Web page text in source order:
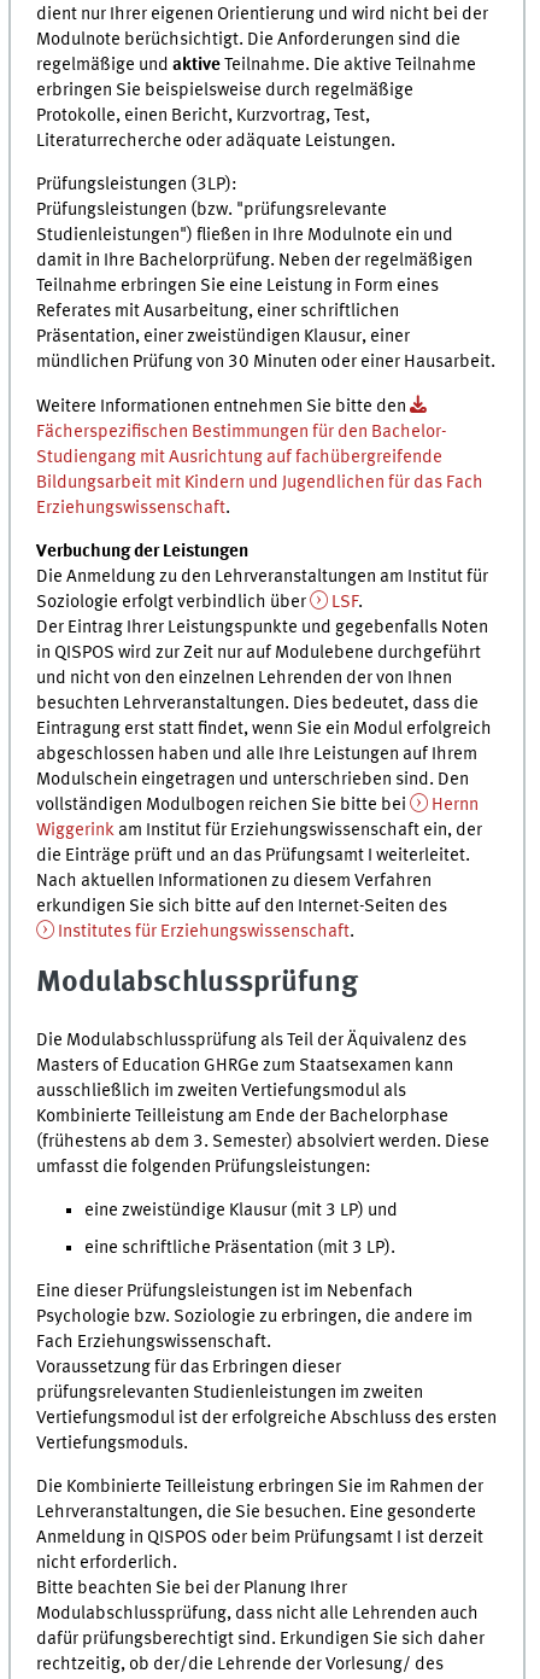
dient nur Ihrer eigenen Orientierung und wird nicht bei der
Modulnote berüchsichtigt. Die Anforderungen sind die
regelmäßige undaktiveTeilnahme. Die aktive Teilnahme
erbringen Sie beispielsweise durch regelmäßige
Protokolle, einen Bericht, Kurzvortrag, Test,
Literaturrecherche oder adäquate Leistungen.
Prüfungsleistungen (3LP):
Prüfungsleistungen (bzw. "prüfungsrelevante
Studienleistungen") fließen in Ihre Modulnote ein und
damit in Ihre Bachelorprüfung. Neben der regelmäßigen
Teilnahme erbringen Sie eine Leistung in Form eines
Referates mit Ausarbeitung, einer schriftlichen
Präsentation, einer zweistündigen Klausur, einer
mündlichen Prüfung von 30 Minuten oder einer Hausarbeit.
Weitere Informationen entnehmen Sie bitte den
Fächerspezifischen Bestimmungen für den Bachelor-
Studiengang mit Ausrichtung auf fachübergreifende
Bildungsarbeit mit Kindern und Jugendlichen für das Fach
Erziehungswissenschaft.
Verbuchung der Leistungen
Die Anmeldung zu den Lehrveranstaltungen am Institut für
Soziologie erfolgt verbindlich über
LSF.
Der Eintrag Ihrer Leistungspunkte und gegebenfalls Noten
in QISPOS wird zur Zeit nur auf Modulebene durchgeführt
und nicht von den einzelnen Lehrenden der von Ihnen
besuchten Lehrveranstaltungen. Dies bedeutet, dass die
Eintragung erst statt findet, wenn Sie ein Modul erfolgreich
abgeschlossen haben und alle Ihre Leistungen auf Ihrem
Modulschein eingetragen und unterschrieben sind. Den
vollständigen Modulbogen reichen Sie bitte bei
Hernn
Wiggerink am Institut für Erziehungswissenschaft ein, der
die Einträge prüft und an das Prüfungsamt I weiterleitet.
Nach aktuellen Informationen zu diesem Verfahren
erkundigen Sie sich bitte auf den Internet-Seiten des
Institutes für Erziehungswissenschaft.
Modulabschlussprüfung
Die Modulabschlussprüfung als Teil der Äquivalenz des
Masters of Education GHRGe zum Staatsexamen kann
ausschließlich im zweiten Vertiefungsmodul als
Kombinierte Teilleistung am Ende der Bachelorphase
(frühestens ab dem 3. Semester) absolviert werden. Diese
umfasst die folgenden Prüfungsleistungen:
eine zweistündige Klausur (mit 3 LP) und
eine schriftliche Präsentation (mit 3 LP).
Eine dieser Prüfungsleistungen ist im Nebenfach
Psychologie bzw. Soziologie zu erbringen, die andere im
Fach Erziehungswissenschaft.
Voraussetzung für das Erbringen dieser
prüfungsrelevanten Studienleistungen im zweiten
Vertiefungsmodul ist der erfolgreiche Abschluss des ersten
Vertiefungsmoduls.
Die Kombinierte Teilleistung erbringen Sie im Rahmen der
Lehrveranstaltungen, die Sie besuchen. Eine gesonderte
Anmeldung in QISPOS oder beim Prüfungsamt I ist derzeit
nicht erforderlich.
Bitte beachten Sie bei der Planung Ihrer
Modulabschlussprüfung, dass nicht alle Lehrenden auch
dafür prüfungsberechtigt sind. Erkundigen Sie sich daher
rechtzeitig, ob der/die Lehrende der Vorlesung/ des